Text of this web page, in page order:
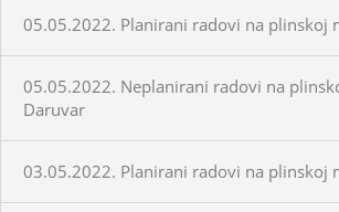
05.05.2022. Planirani radovi na plinskoj
05.05.2022. Neplanirani radovi na
Daruvar
03.05.2022. Planirani radovi na plinskoj